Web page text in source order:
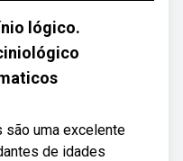
lógico.
são uma excelente
de idades